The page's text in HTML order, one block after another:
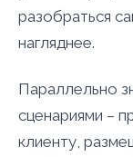
разобраться
нагляднее.
Параллельно
сценариями –
клиенту,